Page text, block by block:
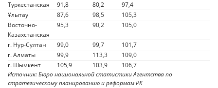
Туркестанская 91,8 80,2
97,4
Ұлытау
87,6 98,5
105,3
Восточно-
Казахстанская
95,3 90,2 105,0
г. Нур-Султан 99,0 99,7
101,7
г. Алматы
99,9 113,3
109,0
г. Шымкент
105,9 103,9
106,7
Источник: Бюро национальной статистики Агентства по
стратегическому планированию и реформам РК